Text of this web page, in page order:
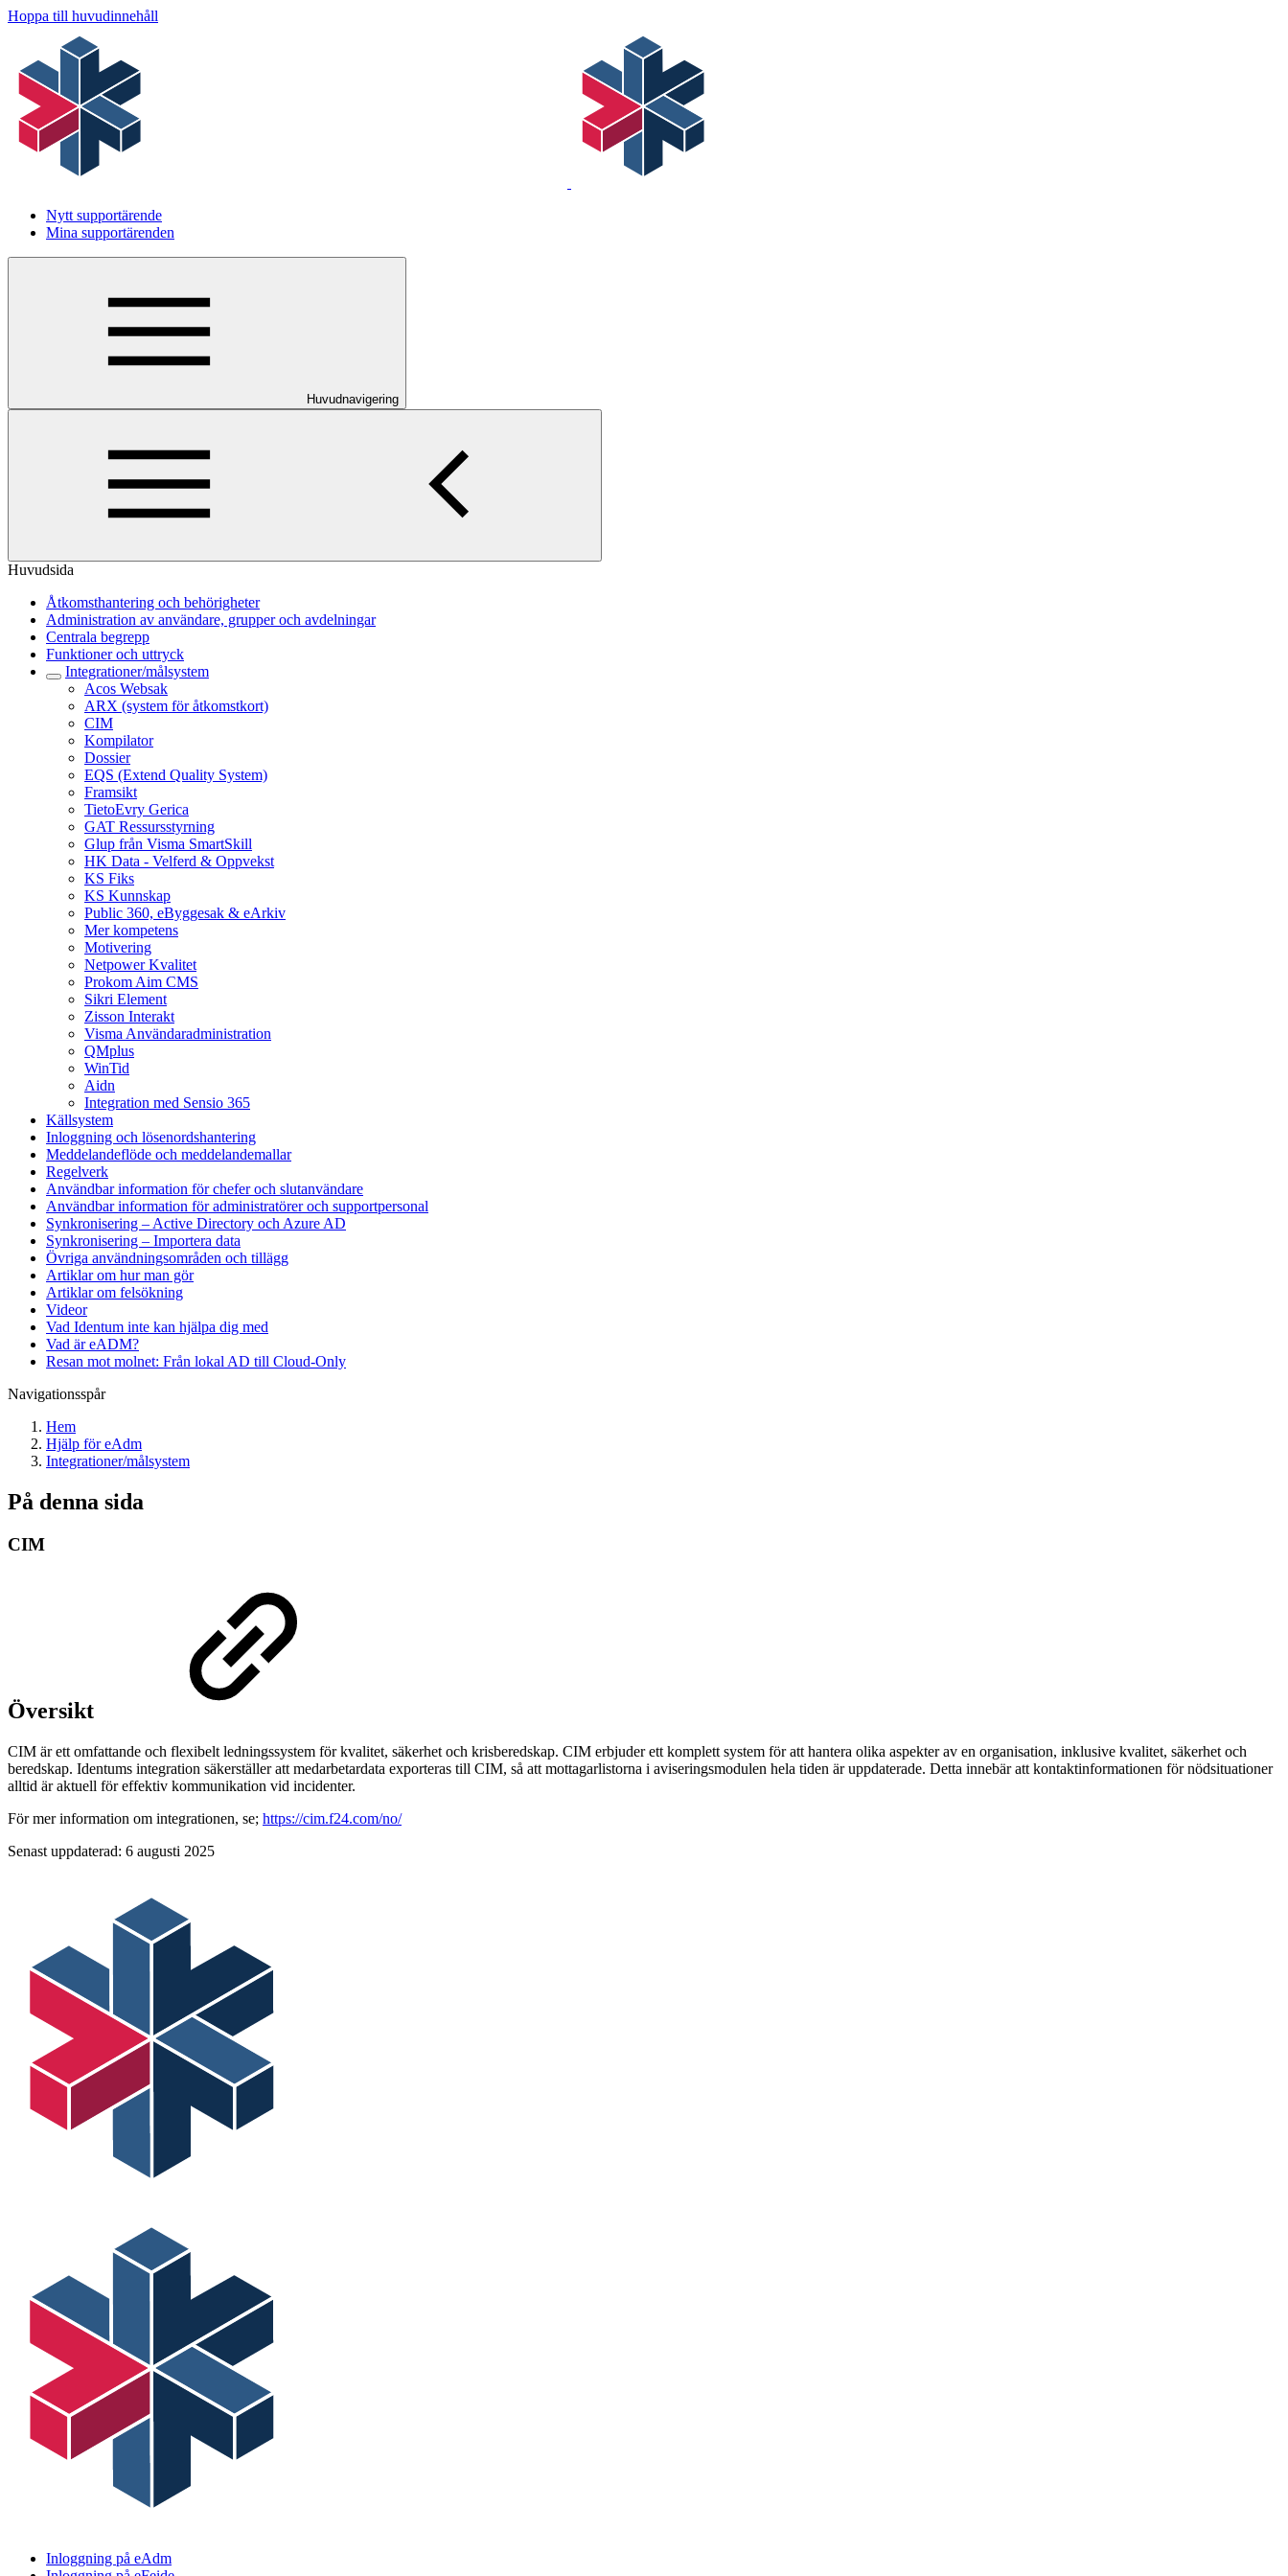
Hoppa till huvudinnehåll
Nytt supportärende
Mina supportärenden
Huvudnavigering
Huvudsida
Åtkomsthantering och behörigheter
Administration av användare, grupper och avdelningar
Centrala begrepp
Funktioner och uttryck
Integrationer/målsystem
Acos Websak
ARX (system för åtkomstkort)
CIM
Kompilator
Dossier
EQS (Extend Quality System)
Framsikt
TietoEvry Gerica
GAT Ressursstyrning
Glup från Visma SmartSkill
HK Data - Velferd & Oppvekst
KS Fiks
KS Kunnskap
Public 360, eByggesak & eArkiv
Mer kompetens
Motivering
Netpower Kvalitet
Prokom Aim CMS
Sikri Element
Zisson Interakt
Visma Användaradministration
QMplus
WinTid
Aidn
Integration med Sensio 365
Källsystem
Inloggning och lösenordshantering
Meddelandeflöde och meddelandemallar
Regelverk
Användbar information för chefer och slutanvändare
Användbar information för administratörer och supportpersonal
Synkronisering – Active Directory och Azure AD
Synkronisering – Importera data
Övriga användningsområden och tillägg
Artiklar om hur man gör
Artiklar om felsökning
Videor
Vad Identum inte kan hjälpa dig med
Vad är eADM?
Resan mot molnet: Från lokal AD till Cloud-Only
Navigationsspår
Hem
Hjälp för eAdm
Integrationer/målsystem
På denna sida
CIM
Översikt
CIM är ett omfattande och flexibelt ledningssystem för kvalitet, säkerhet och krisberedskap. CIM erbjuder ett komplett system för att hantera olika aspekter av en organisation, inklusive kvalitet, säkerhet och
beredskap. Identums integration säkerställer att medarbetardata exporteras till CIM, så att mottagarlistorna i aviseringsmodulen hela tiden är uppdaterade. Detta innebär att kontaktinformationen för nödsituationer
alltid är aktuell för effektiv kommunikation vid incidenter.
För mer information om integrationen, se; https://cim.f24.com/no/
Senast uppdaterad: 6 augusti 2025
Inloggning på eAdm